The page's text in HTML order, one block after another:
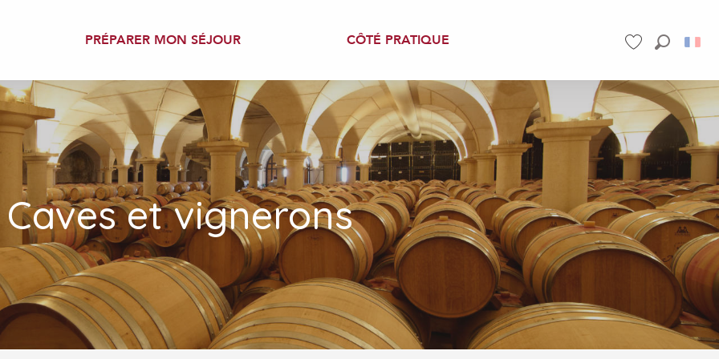
PRÉPARER MON SÉJOUR CÔTÉ PRATIQUE
Caves et vignerons